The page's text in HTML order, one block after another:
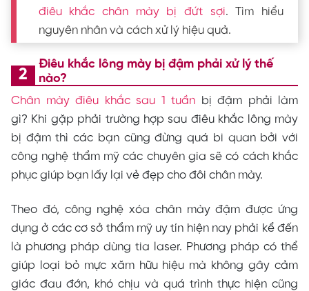
điêu khắc chân mày bị đứt sợi. Tìm hiểu
nguyên nhân và cách xử lý hiệu quả.
Điêu khắc lông mày bị đậm phải xử lý thế
nào?
Chân mày điêu khắc sau 1 tuần bị đậm phải làm
gì? Khi gặp phải trường hợp sau điêu khắc lông mày
bị đậm thì các bạn cũng đừng quá bi quan bởi với
công nghệ thẩm mỹ các chuyên gia sẽ có cách khắc
phục giúp bạn lấy lại vẻ đẹp cho đôi chân mày.
Theo đó, công nghệ xóa chân mày đậm được ứng
dụng ở các cơ sở thẩm mỹ uy tín hiện nay phải kể đến
là phương pháp dùng tia laser. Phương pháp có thể
giúp loại bỏ mực xăm hữu hiệu mà không gây cảm
giác đau đớn, khó chịu và quá trình thực hiện cũng